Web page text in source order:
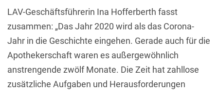
LAV-Geschäftsführerin Ina Hofferberth fasst
zusammen: „Das Jahr 2020 wird als das Corona-
Jahr in die Geschichte eingehen. Gerade auch für die
Apothekerschaft waren es außergewöhnlich
anstrengende zwölf Monate. Die Zeit hat zahllose
zusätzliche Aufgaben und Herausforderungen